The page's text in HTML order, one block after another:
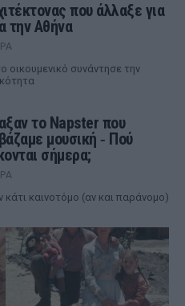
που άλλαξε για
την Αθήνα
οικουμενικό συνάντησε την
το Napster που
μουσική ‑ Πού
σήμερα;
κάτι καινοτόμο (αν και παράνομο)